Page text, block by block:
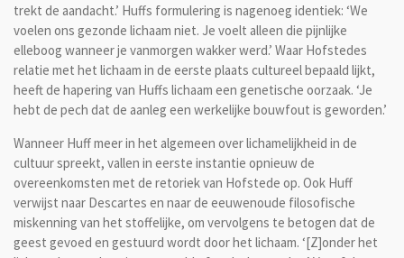
trekt de aandacht.’ Huffs formulering is nagenoeg identiek: ‘We
voelen ons gezonde lichaam niet. Je voelt alleen die pijnlijke
elleboog wanneer je vanmorgen wakker werd.’ Waar Hofstedes
relatie met het lichaam in de eerste plaats cultureel bepaald lijkt,
heeft de hapering van Huffs lichaam een genetische oorzaak. ‘Je
hebt de pech dat de aanleg een werkelijke bouwfout is geworden.’
Wanneer Huff meer in het algemeen over lichamelijkheid in de
cultuur spreekt, vallen in eerste instantie opnieuw de
overeenkomsten met de retoriek van Hofstede op. Ook Huff
verwijst naar Descartes en naar de eeuwenoude filosofische
miskenning van het stoffelijke, om vervolgens te betogen dat de
geest gevoed en gestuurd wordt door het lichaam. ‘[Z]onder het